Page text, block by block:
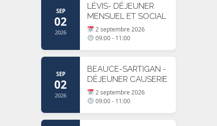
SEP
02
2026
LÉVIS- DÉJEUNER
MENSUEL ET SOCIAL
2 septembre 2026
09:00 - 11:00
SEP
02
2026
BEAUCE-SARTIGAN -
DÉJEUNER CAUSERIE
2 septembre 2026
09:00 - 11:00